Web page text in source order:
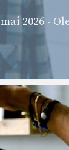
2026 -